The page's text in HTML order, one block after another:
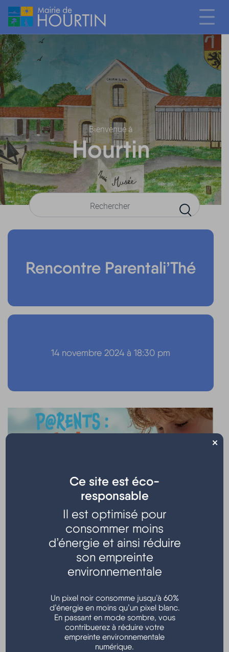
Bienvenue à
Hourtin
Rencontre Parentali’Thé
14 novembre 2024 à 18:30 pm
Organisées par la CAF, la MSA, le REAAP en Gironde et
P@rents, parlons numérique.
- Ouvert à toutes et à tous
Alsh - 2 rue François Fontanié - Hourtin
Localisation
Ce site est éco-
responsable
Il est optimisé pour
consommer moins
d’énergie et ainsi réduire
son empreinte
environnementale
Un pixel noir consomme jusqu’à 60%
d’énergie en moins qu’un pixel blanc.
En passant en mode sombre, vous
contribuerez à réduire votre
empreinte environnementale
numérique.
×